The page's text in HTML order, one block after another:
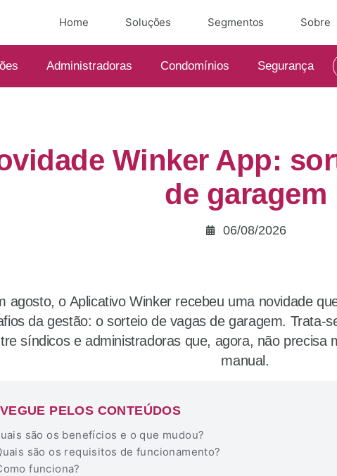
Home Soluções Segmentos Sobre
Administradoras Condomínios Segurança
Winker App:
de garagem
06/08/2026
agosto, o Aplicativo Winker recebeu uma novidade
da gestão: o sorteio de vagas de garagem. Trata-
síndicos e administradoras que, agora, não precisa
manual.
PELOS CONTEÚDOS
são os benefícios e o que mudou?
são os requisitos de funcionamento?
funciona?